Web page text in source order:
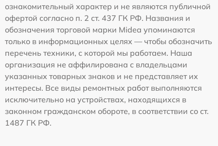
ознакомительный характер и не являются публичной
офертой согласно п. 2 ст. 437 ГК РФ. Названия и
обозначения торговой марки Midea упоминаются
только в информационных целях — чтобы обозначить
перечень техники, с которой мы работаем. Наша
организация не аффилирована с владельцами
указанных товарных знаков и не представляет их
интересы. Все виды ремонтных работ выполняются
исключительно на устройствах, находящихся в
законном гражданском обороте, в соответствии со ст.
1487 ГК РФ.